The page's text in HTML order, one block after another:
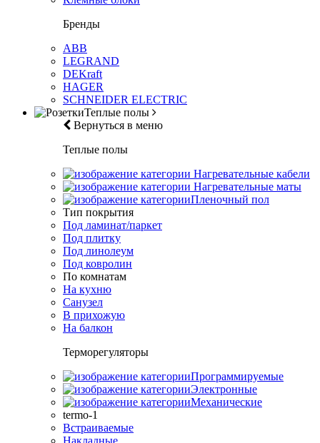
Бренды
ABB
LEGRAND
DEKraft
HAGER
SCHNEIDER ELECTRIC
Теплые полы
Вернуться в меню
Теплые полы
Нагревательные кабели
Нагревательные маты
Пленочный пол
Тип покрытия
Под ламинат/паркет
Под плитку
Под линолеум
Под ковролин
По комнатам
На кухню
Санузел
В прихожую
На балкон
Терморегуляторы
Программируемые
Электронные
Механические
termo-1
Встраиваемые
Накладные